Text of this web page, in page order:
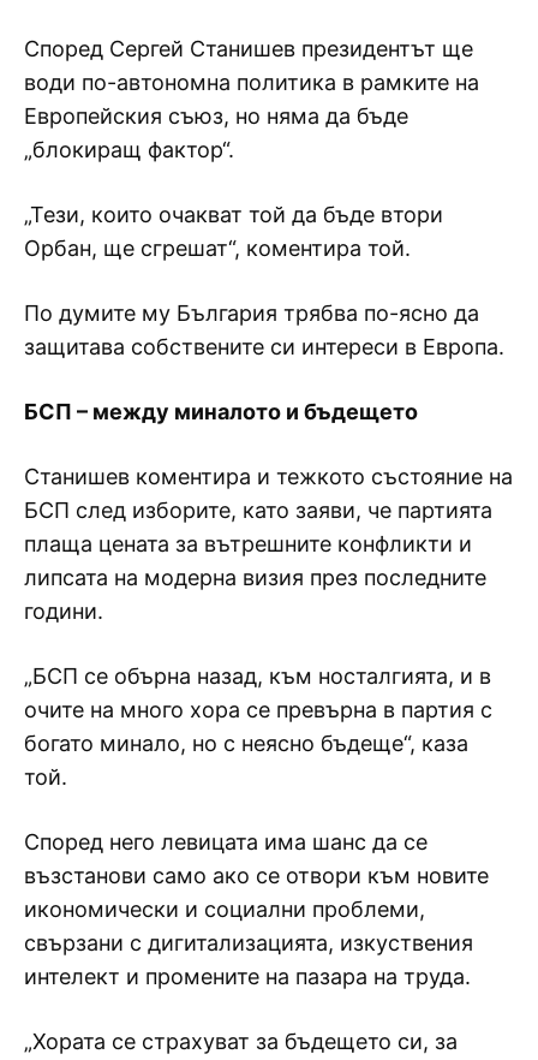
Според Сергей Станишев президентът ще
води по-автономна политика в рамките на
Европейския съюз, но няма да бъде
„блокиращ фактор“.
„Тези, които очакват той да бъде втори
Орбан, ще сгрешат“, коментира той.
По думите му България трябва по-ясно да
защитава собствените си интереси в Европа.
БСП – между миналото и бъдещето
Станишев коментира и тежкото състояние на
БСП след изборите, като заяви, че партията
плаща цената за вътрешните конфликти и
липсата на модерна визия през последните
години.
„БСП се обърна назад, към носталгията, и в
очите на много хора се превърна в партия с
богато минало, но с неясно бъдеще“, каза
той.
Според него левицата има шанс да се
възстанови само ако се отвори към новите
икономически и социални проблеми,
свързани с дигитализацията, изкуствения
интелект и промените на пазара на труда.
„Хората се страхуват за бъдещето си, за